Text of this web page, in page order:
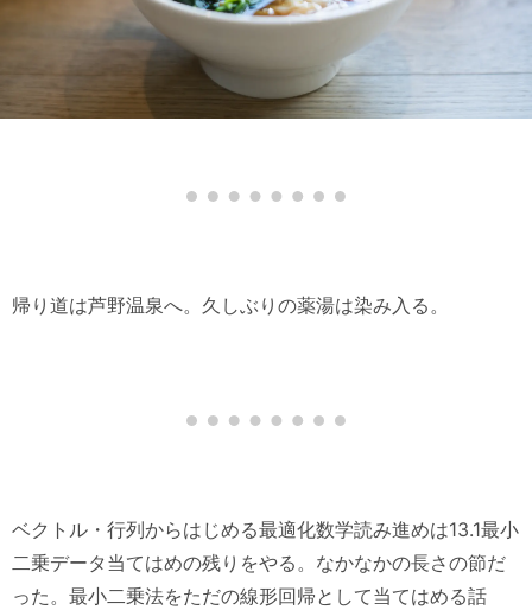
帰り道は芦野温泉へ。久しぶりの薬湯は染み入る。
ベクトル・行列からはじめる最適化数学読み進めは13.1最小
二乗データ当てはめの残りをやる。なかなかの長さの節だ
った。最小二乗法をただの線形回帰として当てはめる話